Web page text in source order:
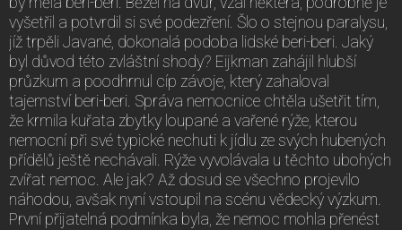
vyšetřil a potvrdil si své podezření. Šlo o stejnou paralysu,
jíž trpěli Javané, dokonalá podoba lidské beri-beri. Jaký
byl důvod této zvláštní shody? Eijkman zahájil hlubší
průzkum a poodhrnul cíp závoje, který zahaloval
tajemství beri-beri. Správa nemocnice chtěla ušetřit tím,
že krmila kuřata zbytky loupané a vařené rýže, kterou
nemocní při své typické nechuti k jídlu ze svých hubených
přídělů ještě nechávali. Rýže vyvolávala u těchto ubohých
zvířat nemoc. Ale jak? Až dosud se všechno projevilo
náhodou, avšak nyní vstoupil na scénu vědecký výzkum.
První přijatelná podmínka byla, že nemoc mohla přenést